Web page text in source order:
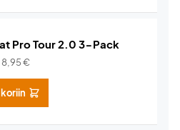
Pro Tour 2.0 3-Pack
8,95€